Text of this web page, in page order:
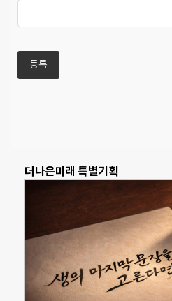
더나은미래 특별기획